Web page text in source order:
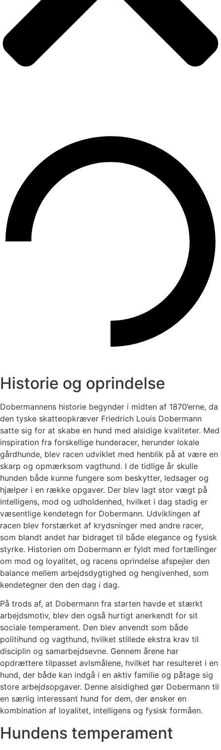
Historie og oprindelse
Dobermannens historie begynder i midten af 1870’erne, da
den tyske skatteopkræver Friedrich Louis Dobermann
satte sig for at skabe en hund med alsidige kvaliteter. Med
inspiration fra forskellige hunderacer, herunder lokale
gårdhunde, blev racen udviklet med henblik på at være en
skarp og opmærksom vagthund. I de tidlige år skulle
hunden både kunne fungere som beskytter, ledsager og
hjælper i en række opgaver. Der blev lagt stor vægt på
intelligens, mod og udholdenhed, hvilket i dag stadig er
væsentlige kendetegn for Dobermann. Udviklingen af
racen blev forstærket af krydsninger med andre racer,
som blandt andet har bidraget til både elegance og fysisk
styrke. Historien om Dobermann er fyldt med fortællinger
om mod og loyalitet, og racens oprindelse afspejler den
balance mellem arbejdsdygtighed og hengivenhed, som
kendetegner den den dag i dag.
På trods af, at Dobermann fra starten havde et stærkt
arbejdsmotiv, blev den også hurtigt anerkendt for sit
sociale temperament. Den blev anvendt som både
politihund og vagthund, hvilket stillede ekstra krav til
disciplin og samarbejdsevne. Gennem årene har
opdrættere tilpasset avlsmålene, hvilket har resulteret i en
hund, der både kan indgå i en aktiv familie og påtage sig
store arbejdsopgaver. Denne alsidighed gør Dobermann til
en særlig interessant hund for dem, der ønsker en
kombination af loyalitet, intelligens og fysisk formåen.
Hundens temperament